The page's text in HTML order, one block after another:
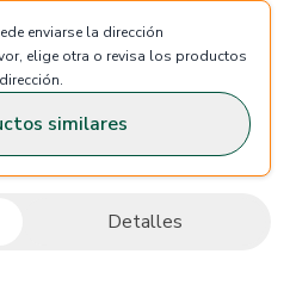
enviarse la dirección
elige otra o revisa los productos
similares
Detalles